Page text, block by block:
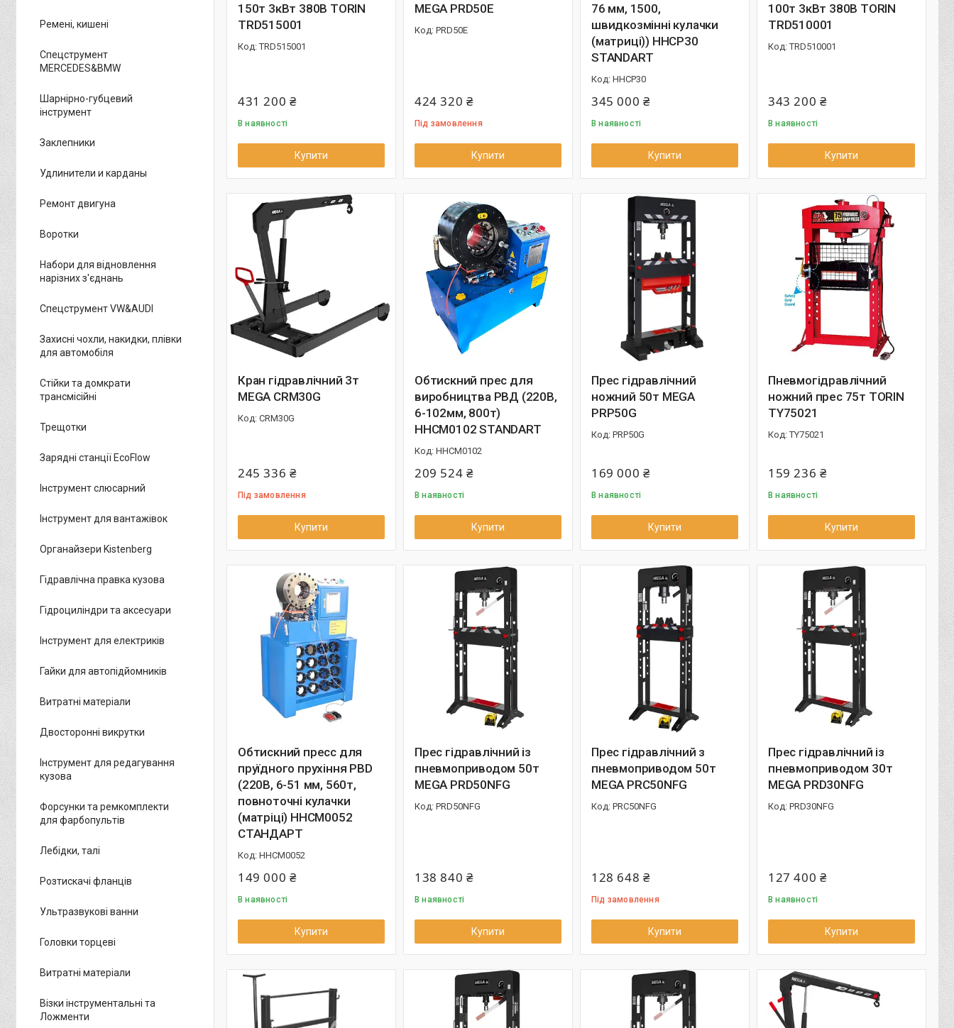
150т 3кВт 380В TORIN
TRD515001
TRD515001
431 200 ₴
В наявності
Купити
MEGA PRD50E
PRD50E
424 320 ₴
Під замовлення
Купити
76 мм, 1500,
швидкозмінні кулачки
(матриці)) HHCP30
STANDART
HHCP30
345 000 ₴
В наявності
Купити
100т 3кВт 380В TORIN
TRD510001
TRD510001
343 200 ₴
В наявності
Купити
Кран гідравлічний 3т
MEGA CRM30G
CRM30G
245 336 ₴
Під замовлення
Купити
Обтискний прес для
виробництва РВД (220В,
6-102мм, 800т)
HHCM0102 STANDART
HHCM0102
209 524 ₴
В наявності
Купити
Прес гідравлічний
ножний 50т MEGA
PRP50G
PRP50G
169 000 ₴
В наявності
Купити
Пневмогідравлічний
ножний прес 75т TORIN
TY75021
TY75021
159 236 ₴
В наявності
Купити
Обтискний пpecc для
пруїдного прухіння PBD
(220B, 6-51 мм, 560т,
повноточні кулачки
(матpiці) HHCM0052
CTAHДAPT
HHCM0052
149 000 ₴
В наявності
Купити
Прес гідравлічний із
пневмоприводом 50т
MEGA PRD50NFG
PRD50NFG
138 840 ₴
В наявності
Купити
Прес гідравлічний з
пневмоприводом 50т
MEGA PRC50NFG
PRC50NFG
128 648 ₴
Під замовлення
Купити
Прес гідравлічний із
пневмоприводом 30т
MEGA PRD30NFG
PRD30NFG
127 400 ₴
В наявності
Купити
Ремені, кишені
Спецструмент
MERCEDES&BMW
Шарнірно-губцевий
інструмент
Заклепники
Удлинители и карданы
Ремонт двигуна
Воротки
Набори для відновлення
нарізних з'єднань
Спецструмент VW&AUDI
Захисні чохли, накидки, плівки
для автомобіля
Стійки та домкрати
трансмісійні
Трещотки
Зарядні станції EcoFlow
Інструмент слюсарний
Інструмент для вантажівок
Органайзери Kistenberg
Гідравлічна правка кузова
Гідроциліндри та аксесуари
Інструмент для електриків
Гайки для автопідйомників
Витратні матеріали
Двосторонні викрутки
Інструмент для редагування
кузова
Форсунки та ремкомплекти
для фарбопультів
Лебідки, талі
Розтискачі фланців
Ультразвукові ванни
Головки торцеві
Витратні матеріали
Візки інструментальні та
Ложменти